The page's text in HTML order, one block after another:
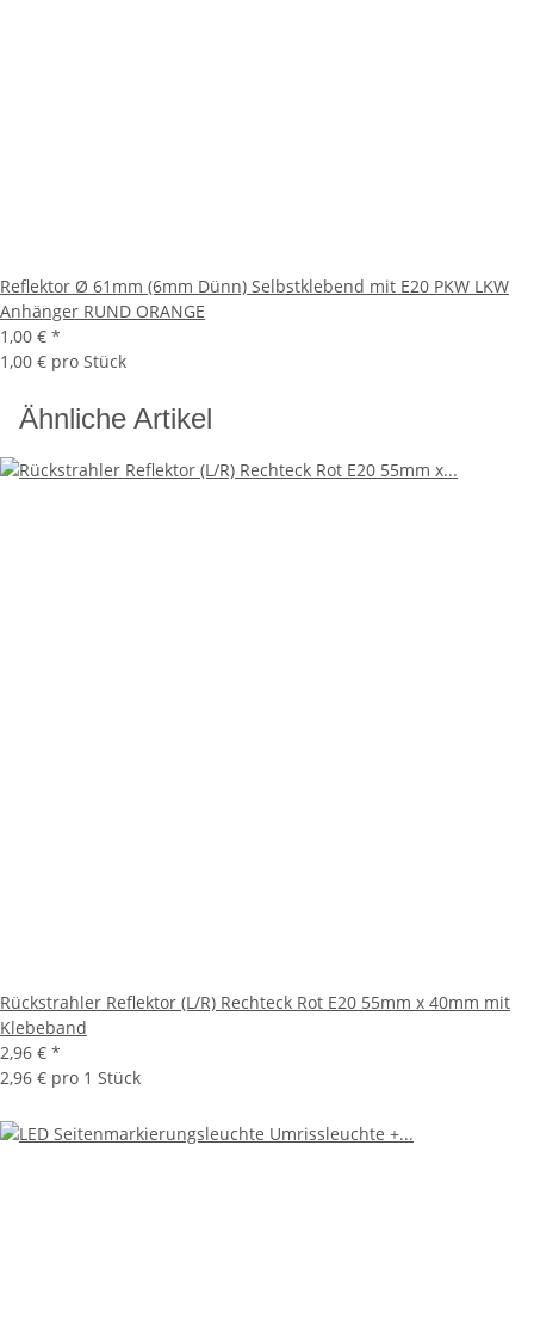
Reflektor Ø 61mm (6mm Dünn) Selbstklebend mit E20 PKW LKW
Anhänger RUND ORANGE
1,00 € *
1,00 € pro Stück
Ähnliche Artikel
Rückstrahler Reflektor (L/R) Rechteck Rot E20 55mm x 40mm mit
Klebeband
2,96 € *
2,96 € pro 1 Stück